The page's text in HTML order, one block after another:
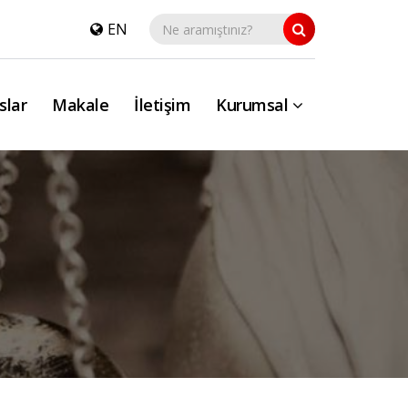
EN
Makale İletişim Kurumsal